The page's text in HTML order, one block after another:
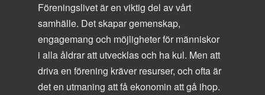
Föreningslivet är en viktig del av vårt
samhälle. Det skapar gemenskap,
engagemang och möjligheter för människor
i alla åldrar att utvecklas och ha kul. Men att
driva en förening kräver resurser, och ofta är
det en utmaning att få ekonomin att gå ihop.